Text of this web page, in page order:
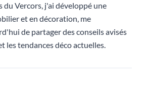
du Vercors, j'ai développé une
et en décoration, me
de partager des conseils avisés
les tendances déco actuelles.